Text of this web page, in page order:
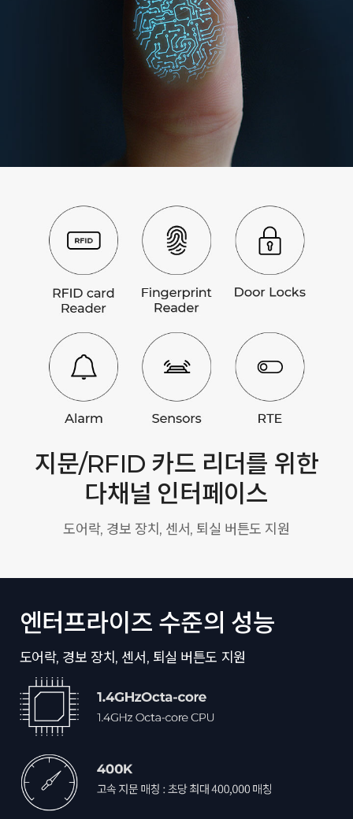
지문/RFID 카드 리더를 위한
다채널 인터페이스
도어락, 경보 장치, 센서, 퇴실 버튼도 지원
엔터프라이즈 수준의 성능
도어락, 경보 장치, 센서, 퇴실 버튼도 지원